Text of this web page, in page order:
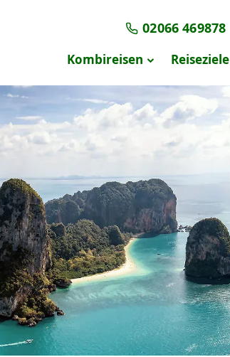
02066 469878
Navigation überspringen
Kombireisen Reiseziele